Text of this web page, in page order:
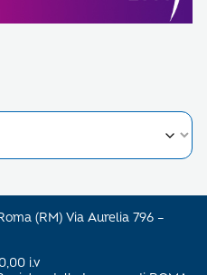
(RM) Via Aurelia 796 –
i.v